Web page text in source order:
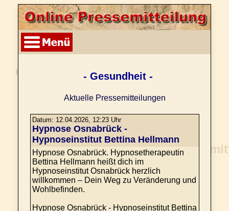
- Gesundheit -
Aktuelle Pressemitteilungen
Datum: 12.04.2026, 12:23 Uhr
Hypnose Osnabrück -
Hypnoseinstitut Bettina Hellmann
Hypnose Osnabrück. Hypnosetherapeutin
Bettina Hellmann heißt dich im
Hypnoseinstitut Osnabrück herzlich
willkommen – Dein Weg zu Veränderung und
Wohlbefinden.
Hypnose Osnabrück - Hypnoseinstitut Bettina